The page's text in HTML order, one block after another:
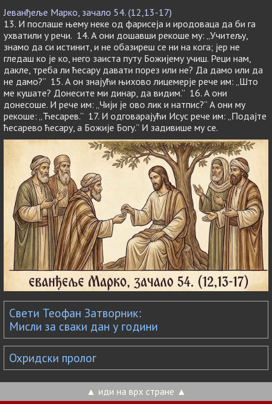
Јеванђеље Марко, зачало 54. (12,13-17)
13. И послаше њему неке од фарисеја и иродоваца да би га
ухватили у речи. 14. А они дошавши рекоше му: „Учитељу,
знамо да си истинит, и не обазиреш се ни на кога; јер не
гледаш ко је ко, него заиста путу Божијему учиш. Реци нам,
дакле, треба ли ћесару давати порез или не? Да дамо или да
не дамо?” 15. А он знајући њихово лицемерје рече им: „Што
ме кушате? Донесите ми динар, да видим.” 16. А они
донесоше. И рече им: „Чији је ово лик и натпис?” А они му
рекоше: „Ћесарев.” 17. И одговарајући Исус рече им: „Подајте
ћесарево ћесару, а Божије Богу.” И задивише му се.
Свети Теофан Затворник:
Мисли за сваки дан у години
Охридски пролог
▲ иди на врх стране ▲